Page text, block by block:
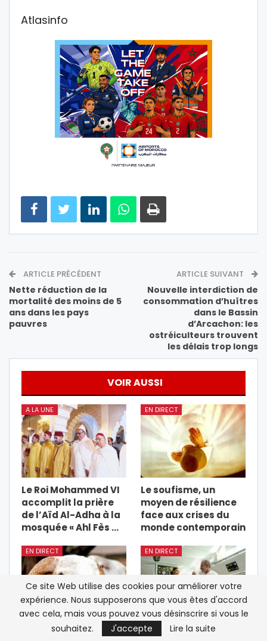
Atlasinfo
ARTICLE PRÉCÉDENT
Nette réduction de la
mortalité des moins de 5
ans dans les pays
pauvres
ARTICLE SUIVANT
Nouvelle interdiction de
consommation d’huîtres
dans le Bassin
d’Arcachon: les
ostréiculteurs trouvent
les délais trop longs
VOIR AUSSI
A LA UNE
Le Roi Mohammed VI
accomplit la prière
de l’Aïd Al-Adha à la
mosquée « Ahl Fès …
EN DIRECT
Le soufisme, un
moyen de résilience
face aux crises du
monde contemporain
EN DIRECT
Aïd Al-Adha au
EN DIRECT
Opération Hajj 2026:
Ce site Web utilise des cookies pour améliorer votre
expérience. Nous supposerons que vous êtes d'accord
avec cela, mais vous pouvez vous désinscrire si vous le
souhaitez.
J'accepte Lire la suite